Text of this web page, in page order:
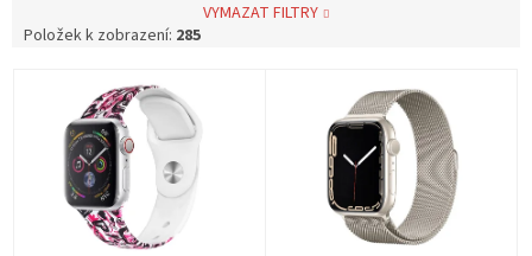
VYMAZAT FILTRY
Položek k zobrazení: 285